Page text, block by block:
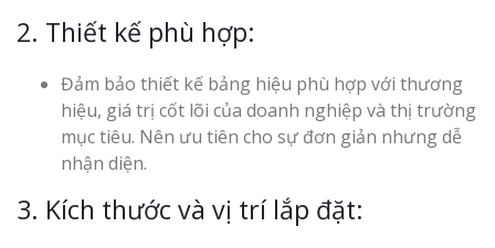
2. Thiết kế phù hợp:
Đảm bảo thiết kế bảng hiệu phù hợp với thương
hiệu, giá trị cốt lõi của doanh nghiệp và thị trường
mục tiêu. Nên ưu tiên cho sự đơn giản nhưng dễ
nhận diện.
3. Kích thước và vị trí lắp đặt: